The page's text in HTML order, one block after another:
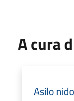
A cura
Asilo nido